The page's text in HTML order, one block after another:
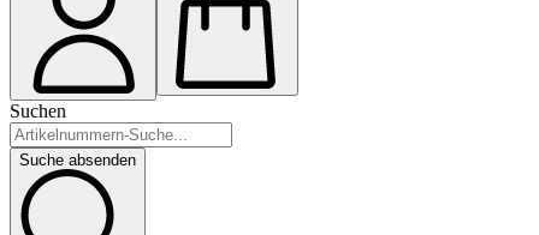
Suchen
Suche absenden